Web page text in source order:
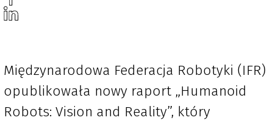
Międzynarodowa Federacja Robotyki (IFR)
opublikowała nowy raport „Humanoid
Robots: Vision and Reality”, który